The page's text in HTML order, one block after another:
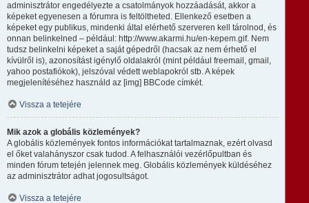
adminisztrátor engedélyezte a csatolmányok hozzáadását, akkor a
képeket egyenesen a fórumra is feltöltheted. Ellenkező esetben a
képeket egy publikus, mindenki által elérhető szerveren kell tárolnod, és
onnan belinkelned – például: http://www.akarmi.hu/en-kepem.gif. Nem
tudsz belinkelni képeket a saját gépedről (hacsak az nem érhető el
kívülről is), azonosítást igénylő oldalakról (mint például freemail, gmail,
yahoo postafiókok), jelszóval védett weblapokról stb. A képek
megjelenítéséhez használd az [img] BBCode címkét.
Vissza a tetejére
Mik azok a globális közlemények?
A globális közlemények fontos információkat tartalmaznak, ezért olvasd
el őket valahányszor csak tudod. A felhasználói vezérlőpultban és
minden fórum tetején jelennek meg. Globális közlemények küldéséhez
az adminisztrátor adhat jogosultságot.
Vissza a tetejére